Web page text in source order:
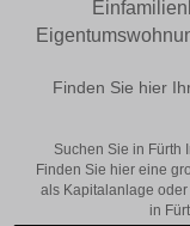
Finden Sie hier
Suchen Sie in Fürth
Finden Sie hier eine
als Kapitalanlage
in